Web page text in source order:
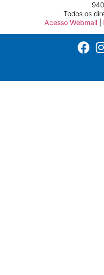
Todos os
Acesso Webmail